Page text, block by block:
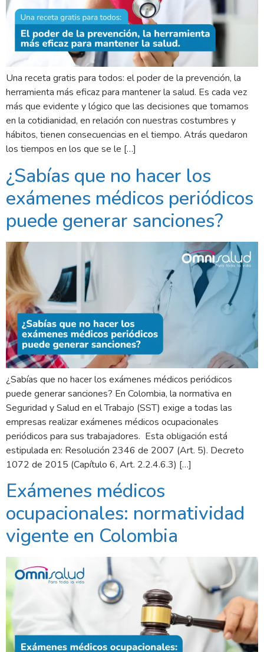
Una receta gratis para todos: el poder de la prevención, la
herramienta más eficaz para mantener la salud. Es cada vez
más que evidente y lógico que las decisiones que tomamos
en la cotidianidad, en relación con nuestras costumbres y
hábitos, tienen consecuencias en el tiempo. Atrás quedaron
los tiempos en los que se le […]
¿Sabías que no hacer los
exámenes médicos periódicos
puede generar sanciones?
¿Sabías que no hacer los exámenes médicos periódicos
puede generar sanciones? En Colombia, la normativa en
Seguridad y Salud en el Trabajo (SST) exige a todas las
empresas realizar exámenes médicos ocupacionales
periódicos para sus trabajadores. Esta obligación está
estipulada en: Resolución 2346 de 2007 (Art. 5). Decreto
1072 de 2015 (Capítulo 6, Art. 2.2.4.6.3) […]
Exámenes médicos
ocupacionales: normatividad
vigente en Colombia